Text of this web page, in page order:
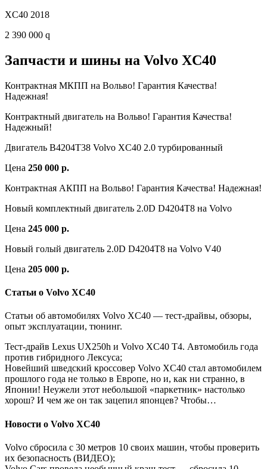
XC40 2018
2 390 000 q
Запчасти и шины на Volvo XC40
Контрактная МКПП на Вольво! Гарантия Качества!
Надежная!
Контрактный двигатель на Вольво! Гарантия Качества!
Надежный!
Двигатель B4204T38 Volvo XC40 2.0 турбированный
Цена 250 000 р.
Контрактная АКПП на Вольво! Гарантия Качества! Надежная!
Новый комплектный двигатель 2.0D D4204T8 на Volvo
Цена 245 000 р.
Новый голый двигатель 2.0D D4204T8 на Volvo V40
Цена 205 000 р.
Статьи о Volvo XC40
Статьи об автомобилях Volvo XC40 — тест-драйвы, обзоры,
опыт эксплуатации, тюнинг.
Тест-драйв Lexus UX250h и Volvo XC40 T4. Автомобиль года
против гибридного Лексуса;
Новейший шведский кроссовер Volvo XC40 стал автомобилем
прошлого года не только в Европе, но и, как ни странно, в
Японии! Неужели этот небольшой «паркетник» настолько
хорош? И чем же он так зацепил японцев? Чтобы…
Новости о Volvo XC40
Volvo сбросила с 30 метров 10 своих машин, чтобы проверить
их безопасность (ВИДЕО);